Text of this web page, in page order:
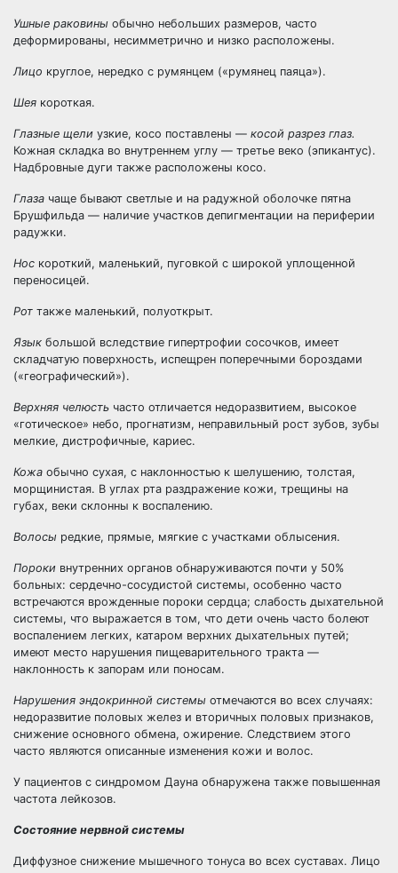
Ушные раковины обычно небольших размеров, часто
деформированы, несимметрично и низко расположены.
Лицо круглое, нередко с румянцем («румянец паяца»).
Шея короткая.
Глазные щели узкие, косо поставлены — косой разрез глаз.
Кожная складка во внутреннем углу — третье веко (эпикантус).
Надбровные дуги также расположены косо.
Глаза чаще бывают светлые и на радужной оболочке пятна
Брушфильда — наличие участков депигментации на периферии
радужки.
Нос короткий, маленький, пуговкой с широкой уплощенной
переносицей.
Рот также маленький, полуоткрыт.
Язык большой вследствие гипертрофии сосочков, имеет
складчатую поверхность, испещрен поперечными бороздами
(«географический»).
Верхняя челюсть часто отличается недоразвитием, высокое
«готическое» небо, прогнатизм, неправильный рост зубов, зубы
мелкие, дистрофичные, кариес.
Кожа обычно сухая, с наклонностью к шелушению, толстая,
морщинистая. В углах рта раздражение кожи, трещины на
губах, веки склонны к воспалению.
Волосы редкие, прямые, мягкие с участками облысения.
Пороки внутренних органов обнаруживаются почти у 50%
больных: сердечно-сосудистой системы, особенно часто
встречаются врожденные пороки сердца; слабость дыхательной
системы, что выражается в том, что дети очень часто болеют
воспалением легких, катаром верхних дыхательных путей;
имеют место нарушения пищеварительного тракта —
наклонность к запорам или поносам.
Нарушения эндокринной системы отмечаются во всех случаях:
недоразвитие половых желез и вторичных половых признаков,
снижение основного обмена, ожирение. Следствием этого
часто являются описанные изменения кожи и волос.
У пациентов с синдромом Дауна обнаружена также повышенная
частота лейкозов.
Состояние нервной системы
Диффузное снижение мышечного тонуса во всех суставах. Лицо